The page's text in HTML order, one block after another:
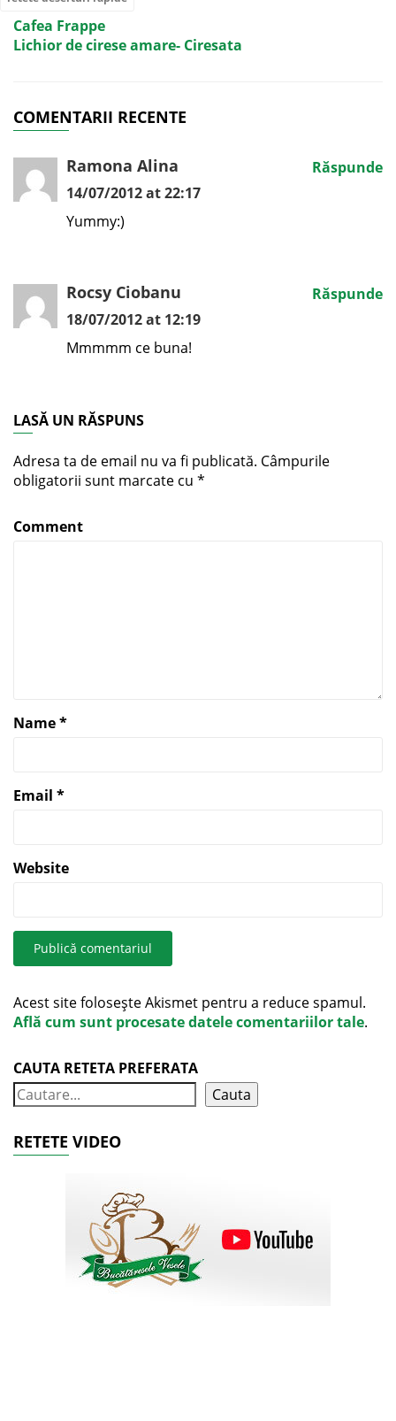
Cafea Frappe
Lichior de cirese amare- Ciresata
COMENTARII RECENTE
Ramona Alina
14/07/2012 at 22:17
Yummy:)
Răspunde
Rocsy Ciobanu
18/07/2012 at 12:19
Mmmmm ce buna!
Răspunde
LASĂ UN RĂSPUNS
Adresa ta de email nu va fi publicată. Câmpurile
obligatorii sunt marcate cu *
Comment
Name*
Email *
Website
Acest site folosește Akismet pentru a reduce spamul.
Află cum sunt procesate datele comentariilor tale.
CAUTA RETETA PREFERATA
Cauta
RETETE VIDEO